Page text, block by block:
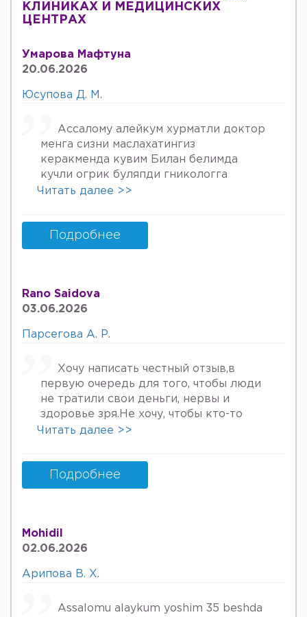
КЛИНИКАХ И МЕДИЦИНСКИХ
ЦЕНТРАХ
Умарова Мафтуна
20.06.2026
Юсупова Д. М.
Ассалому алейкум хурматли доктор
менга сизни маслахатингиз
керакменда кувим Билан белимда
кучли огрик буляпди гникологга
онкологов уролога хирурга учрадим
куйдирдик лекин фойдаси булмаяпди
охири вирус бормикин деган фикрга
келяпман шунинг учун хатто
Беринг 34га кирдим 3та фарзанди бор
хурмат Билан Мафтуна
Читать далее >>
Подробнее
Rano Saidova
03.06.2026
Парсегова А. Р.
Хочу написать честный отзыв,в
первую очередь для того, чтобы люди
не тратили свои деньги, нервы и
здоровье зря.Не хочу, чтобы кто-то
пережил то, что пережила я. Врач
врачебной этике и нормальном
человеческом отношении к людям.
Если хотите попасть в психбольницу
так унижать женщин, убивать в них
надежду, грубить и высокомерно
после осмотра на кресле и грубом
заметила кровяные выделения.
Читать далее >>
Подробнее
Mohidil
02.06.2026
Арипова В. Х.
Assalomu alaykum yoshim 35 beshda